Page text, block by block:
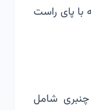
پای راست
شامل